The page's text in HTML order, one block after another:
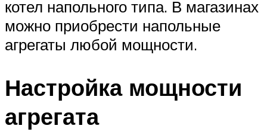
котел напольного типа. В магазинах
можно приобрести напольные
агрегаты любой мощности.
Настройка мощности
агрегата